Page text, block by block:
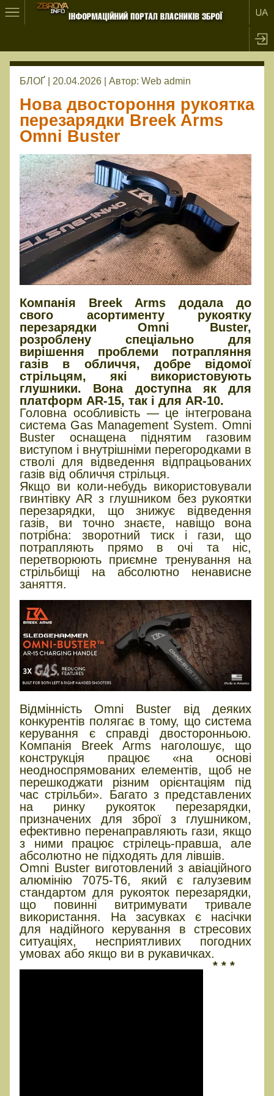
БЛОҐ | 20.04.2026 | Автор: Web admin
Нова двостороння рукоятка
перезарядки Breek Arms
Omni Buster
Компанія Breek Arms додала до
свого асортименту рукоятку
перезарядки Omni Buster,
розроблену спеціально для
вирішення проблеми потрапляння
газів в обличчя, добре відомої
стрільцям, які використовують
глушники. Вона доступна як для
платформ AR-15, так і для AR-10.
Головна особливість — це інтегрована
система Gas Management System. Omni
Buster оснащена піднятим газовим
виступом і внутрішніми перегородками в
стволі для відведення відпрацьованих
газів від обличчя стрільця.
Якщо ви коли-небудь використовували
гвинтівку AR з глушником без рукоятки
перезарядки, що знижує відведення
газів, ви точно знаєте, навіщо вона
потрібна: зворотний тиск і гази, що
потрапляють прямо в очі та ніс,
перетворюють приємне тренування на
стрільбищі на абсолютно ненависне
заняття.
Відмінність Omni Buster від деяких
конкурентів полягає в тому, що система
керування є справді двосторонньою.
Компанія Breek Arms наголошує, що
конструкція працює «на основі
неодноспрямованих елементів, щоб не
перешкоджати різним орієнтаціям під
час стрільби». Багато з представлених
на ринку рукояток перезарядки,
призначених для зброї з глушником,
ефективно перенаправляють гази, якщо
з ними працює стрілець-правша, але
абсолютно не підходять для лівшів.
Omni Buster виготовлений з авіаційного
алюмінію 7075-T6, який є галузевим
стандартом для рукояток перезарядки,
що повинні витримувати тривале
використання. На засувках є насічки
для надійного керування в стресових
ситуаціях, несприятливих погодних
умовах або якщо ви в рукавичках.
* * *